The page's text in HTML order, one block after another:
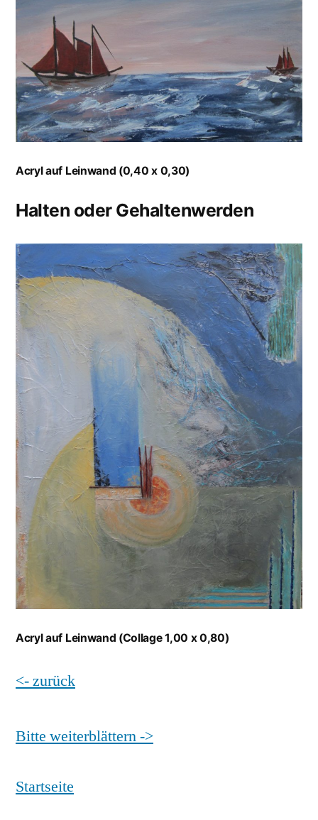
Acryl auf Leinwand (0,40 x 0,30)
Halten oder Gehaltenwerden
Acryl auf Leinwand (Collage 1,00 x 0,80)
<- zurück
Bitte weiterblättern ->
Startseite